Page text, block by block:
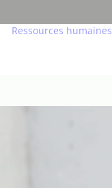
Ressources humaines